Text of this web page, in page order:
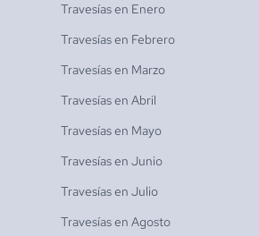
Travesías en Enero
Travesías en Febrero
Travesías en Marzo
Travesías en Abril
Travesías en Mayo
Travesías en Junio
Travesías en Julio
Travesías en Agosto